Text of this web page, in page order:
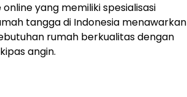
yang memiliki spesialisasi
tangga di Indonesia menawarkan
rumah berkualitas dengan
angin.